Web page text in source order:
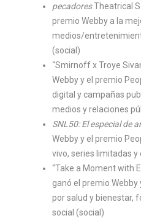
pecadoresTheatrical
premio Webby a la
medios/
(social)
“Smirnoff x Troye
Webby y el premio
digital y campañas
medios y relaciones
SNL50: El especial de
Webby y el premio
vivo, series limitadas y
“Take a Moment with
ganó el premio Webby
por salud y bienestar,
social (social)